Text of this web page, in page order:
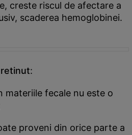
creste riscul de afectare a
scaderea hemoglobinei.
:
materiile fecale nu este o
proveni din orice parte a